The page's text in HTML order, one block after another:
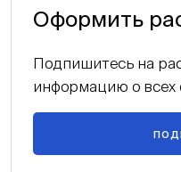
Оформить
Подпишитесь на
информацию о всех